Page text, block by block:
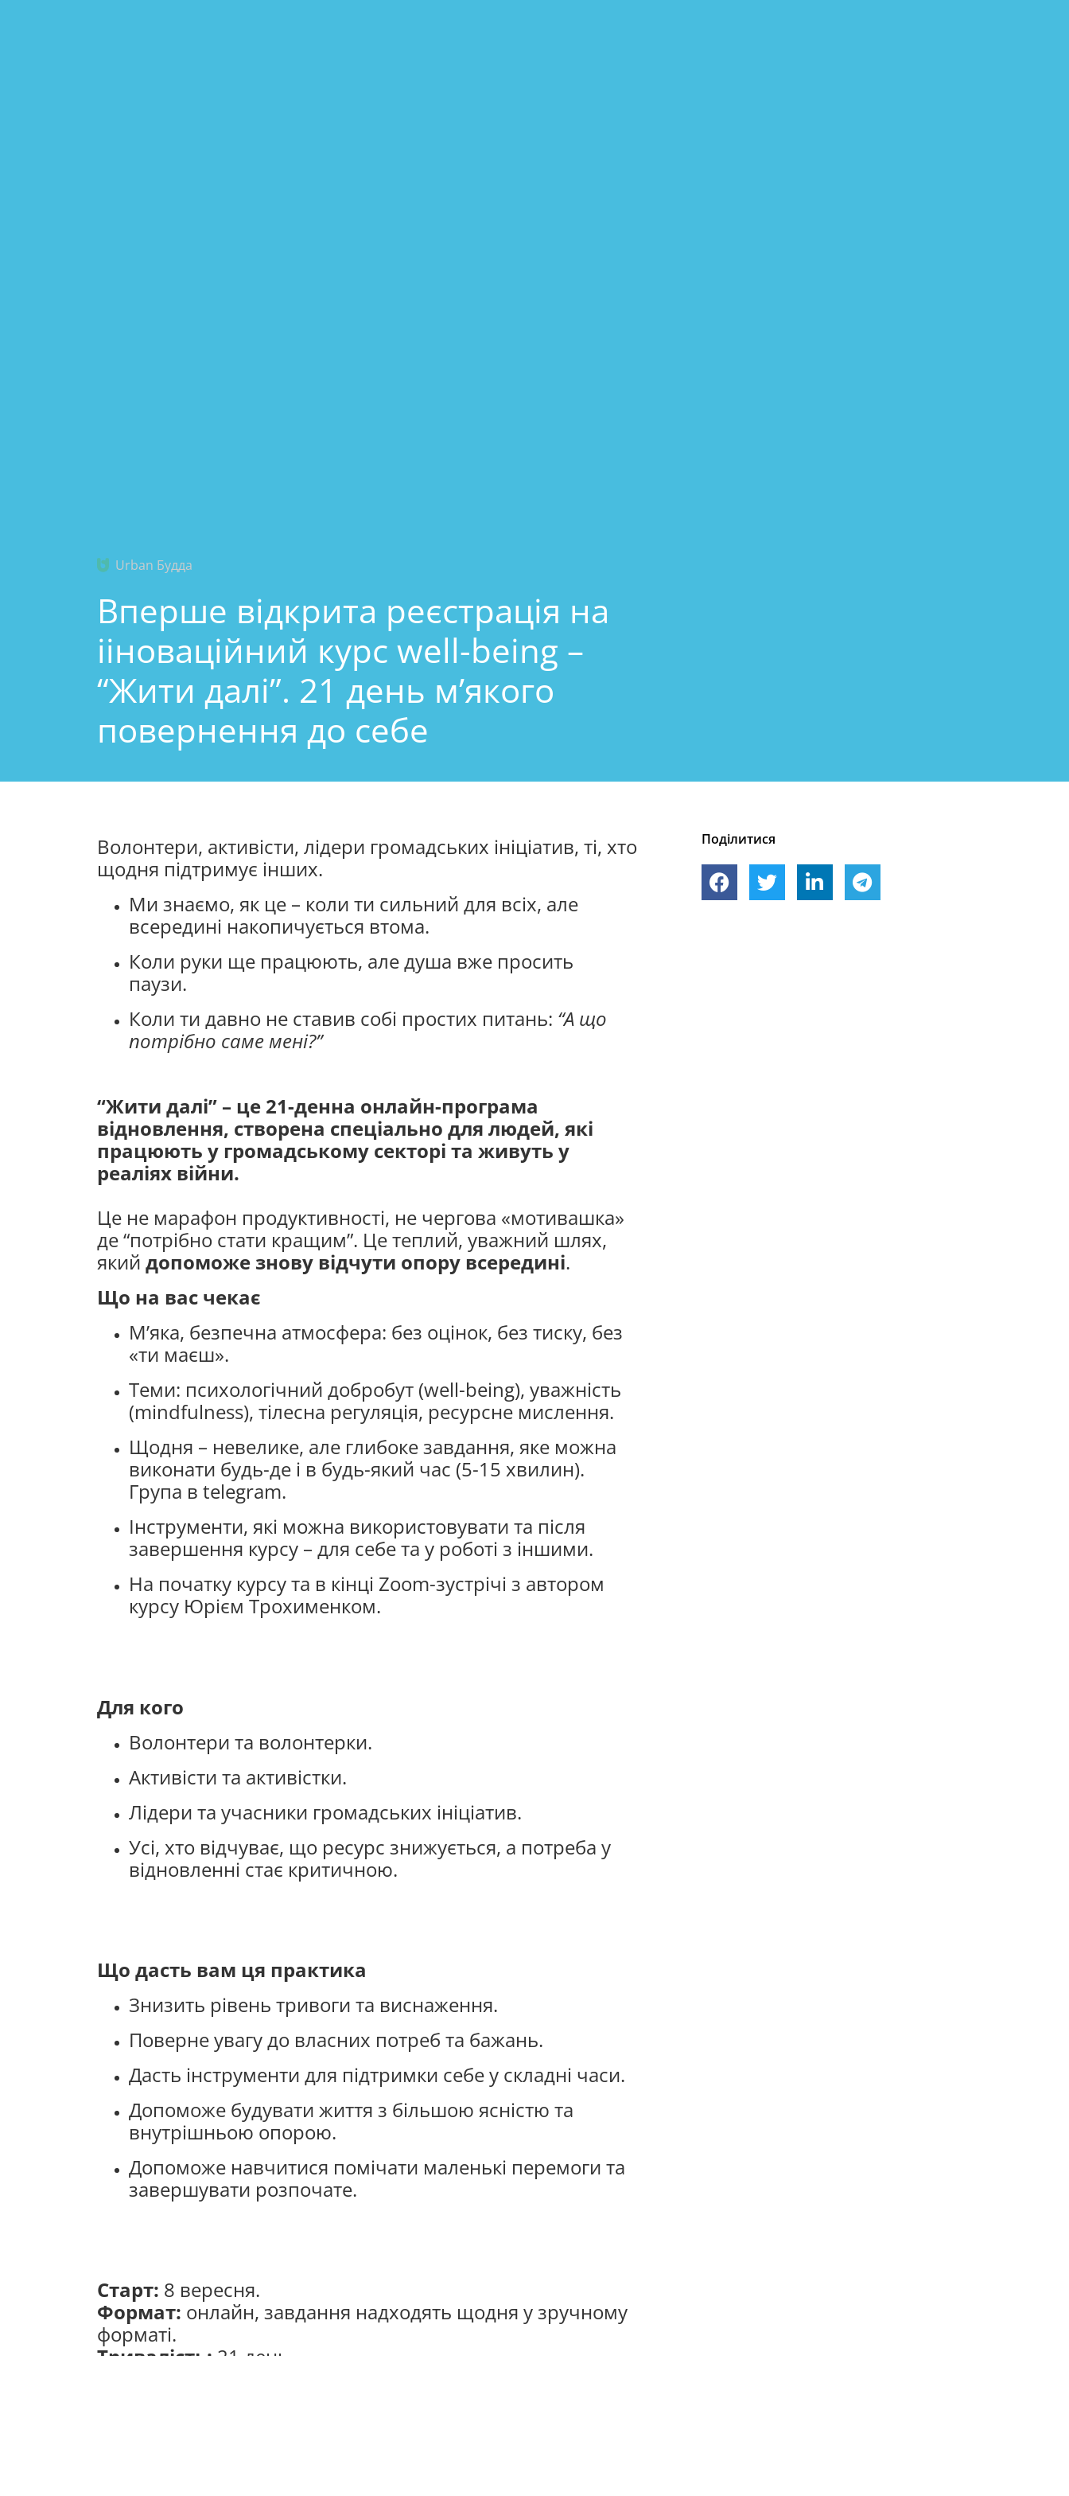
Urban Будда
Вперше відкрита реєстрація на
ііноваційний курс well-being –
“Жити далі”. 21 день м’якого
повернення до себе
Волонтери, активісти, лідери громадських ініціатив, ті, хто
щодня підтримує інших.
Ми знаємо, як це – коли ти сильний для всіх, але
всередині накопичується втома.
Коли руки ще працюють, але душа вже просить
паузи.
Коли ти давно не ставив собі простих питань: “А що
потрібно саме мені?”
“Жити далі” – це 21-денна онлайн-програма
відновлення, створена спеціально для людей, які
працюють у громадському секторі та живуть у
реаліях війни.
Це не марафон продуктивності, не чергова «мотивашка»
де “потрібно стати кращим”. Це теплий, уважний шлях,
який допоможе знову відчути опору всередині.
Що на вас чекає
М’яка, безпечна атмосфера: без оцінок, без тиску, без
«ти маєш».
Теми: психологічний добробут (well-being), уважність
(mindfulness), тілесна регуляція, ресурсне мислення.
Щодня – невелике, але глибоке завдання, яке можна
виконати будь-де і в будь-який час (5-15 хвилин).
Група в telegram.
Інструменти, які можна використовувати та після
завершення курсу – для себе та у роботі з іншими.
На початку курсу та в кінці Zoom-зустрічі з автором
курсу Юрієм Трохименком.
Для кого
Волонтери та волонтерки.
Активісти та активістки.
Лідери та учасники громадських ініціатив.
Усі, хто відчуває, що ресурс знижується, а потреба у
відновленні стає критичною.
Що дасть вам ця практика
Знизить рівень тривоги та виснаження.
Поверне увагу до власних потреб та бажань.
Дасть інструменти для підтримки себе у складні часи.
Допоможе будувати життя з більшою ясністю та
внутрішньою опорою.
Допоможе навчитися помічати маленькі перемоги та
завершувати розпочате.
Старт: 8 вересня.
Формат: онлайн, завдання надходять щодня у зручному
форматі.
Тривалість: 21 день.
Поділитися